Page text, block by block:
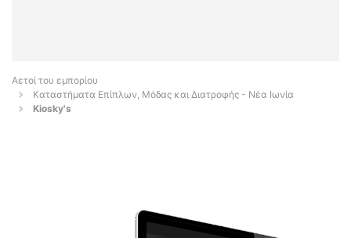
Αετοί του εμπορίου
Καταστήματα Επίπλων, Μόδας και Διατροφής - Νέα Ιωνία
Kiosky's